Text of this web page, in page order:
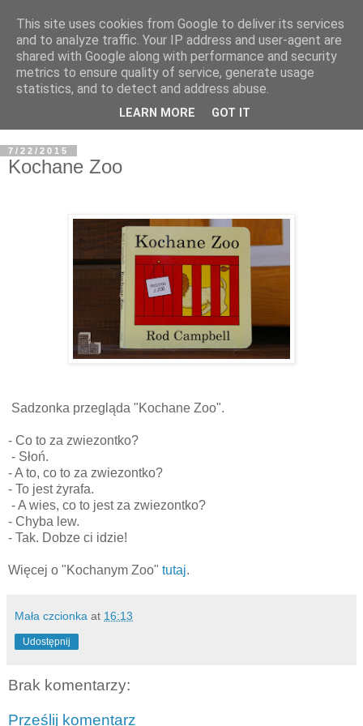
7/22/2015
Kochane Zoo
Sadzonka przegląda "Kochane Zoo".
- Co to za zwiezontko?
- Słoń.
- A to, co to za zwiezontko?
- To jest żyrafa.
- A wies, co to jest za zwiezontko?
- Chyba lew.
- Tak. Dobze ci idzie!
Więcej o "Kochanym Zoo" tutaj.
Mała czcionka at 16:13
Udostępnij
Brak komentarzy:
Prześlij komentarz
This site uses cookies from Google to deliver its services
and to analyze traffic. Your IP address and user-agent are
shared with Google along with performance and security
metrics to ensure quality of service, generate usage
statistics, and to detect and address abuse.
LEARN MORE GOT IT